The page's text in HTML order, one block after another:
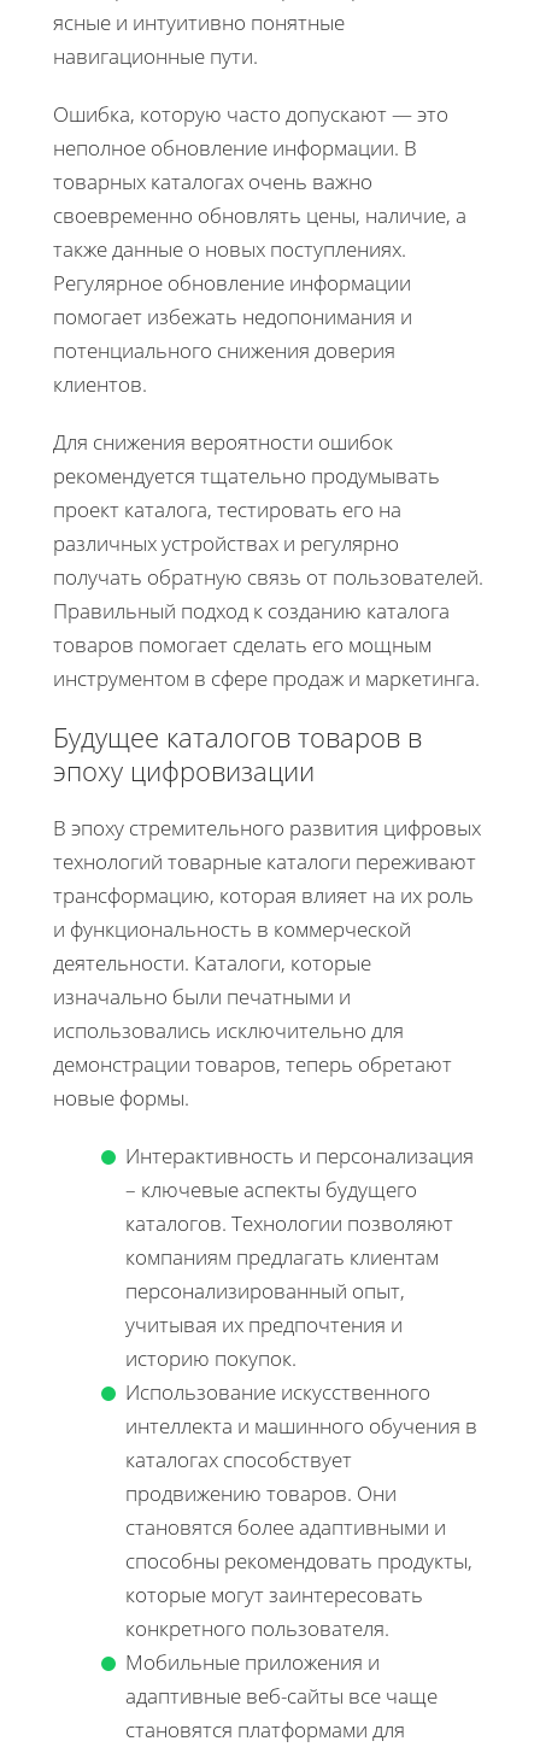
ясные и интуитивно понятные
навигационные пути.
Ошибка, которую часто допускают — это
неполное обновление информации. В
товарных каталогах очень важно
своевременно обновлять цены, наличие, а
также данные о новых поступлениях.
Регулярное обновление информации
помогает избежать недопонимания и
потенциального снижения доверия
клиентов.
Для снижения вероятности ошибок
рекомендуется тщательно продумывать
проект каталога, тестировать его на
различных устройствах и регулярно
получать обратную связь от пользователей.
Правильный подход к созданию каталога
товаров помогает сделать его мощным
инструментом в сфере продаж и маркетинга.
Будущее каталогов товаров в
эпоху цифровизации
В эпоху стремительного развития цифровых
технологий товарные каталоги переживают
трансформацию, которая влияет на их роль
и функциональность в коммерческой
деятельности. Каталоги, которые
изначально были печатными и
использовались исключительно для
демонстрации товаров, теперь обретают
новые формы.
Интерактивность и персонализация
– ключевые аспекты будущего
каталогов. Технологии позволяют
компаниям предлагать клиентам
персонализированный опыт,
учитывая их предпочтения и
историю покупок.
Использование искусственного
интеллекта и машинного обучения в
каталогах способствует
продвижению товаров. Они
становятся более адаптивными и
способны рекомендовать продукты,
которые могут заинтересовать
конкретного пользователя.
Мобильные приложения и
адаптивные веб-сайты все чаще
становятся платформами для